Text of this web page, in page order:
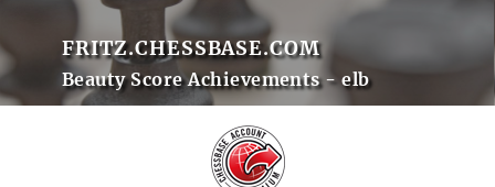
FRITZ.CHESSBASE.COM
Beauty Score Achievements - elb